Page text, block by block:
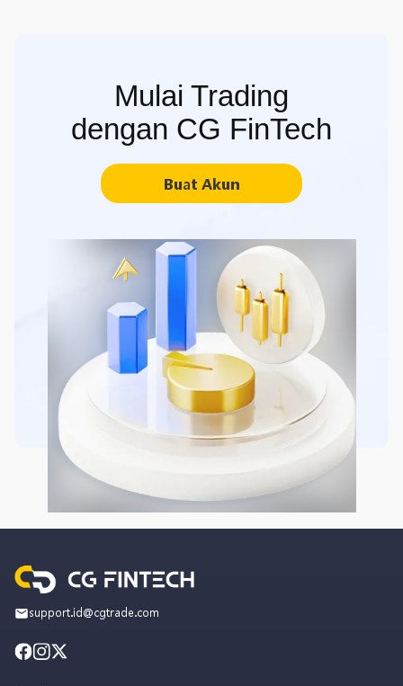
Mulai Trading
dengan CG FinTech
Buat Akun
support.id@cgtrade.com